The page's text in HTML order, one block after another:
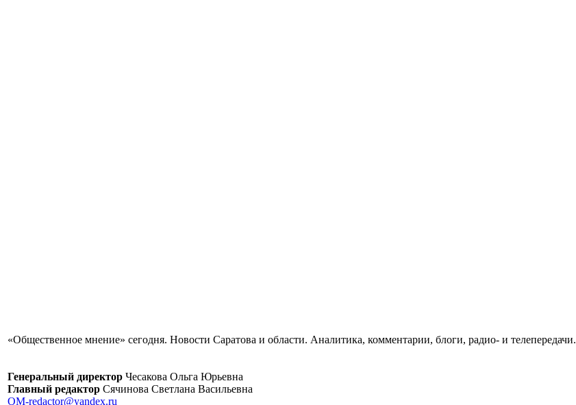
«Общественное мнение» сегодня. Новости Саратова и области. Аналитика, комментарии, блоги, радио- и телепередачи.
Генеральный директор Чесакова Ольга Юрьевна
Главный редактор Сячинова Светлана Васильевна
OM-redactor@yandex.ru